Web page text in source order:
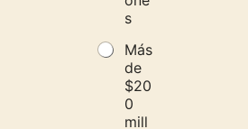
s
Más
de
$20
0
mill